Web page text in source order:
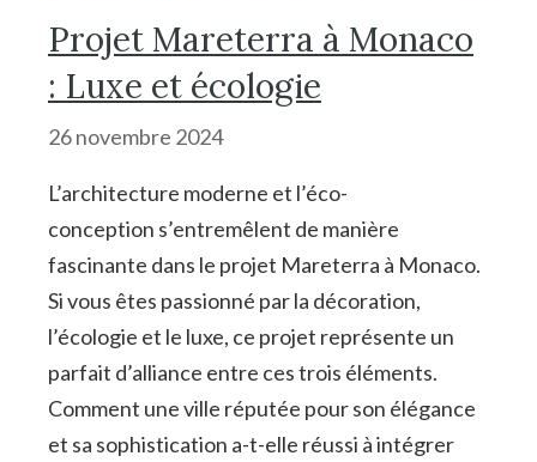
Projet Mareterra à Monaco
: Luxe et écologie
26 novembre 2024
L’architecture moderne et l’éco-
conception s’entremêlent de manière
fascinante dans le projet Mareterra à Monaco.
Si vous êtes passionné par la décoration,
l’écologie et le luxe, ce projet représente un
parfait d’alliance entre ces trois éléments.
Comment une ville réputée pour son élégance
et sa sophistication a-t-elle réussi à intégrer